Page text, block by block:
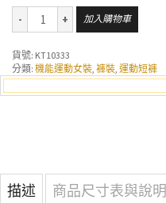
加入購物車
貨號: KT10333
分類: 機能運動女裝, 褲裝, 運動短褲
描述 商品尺寸表與說明